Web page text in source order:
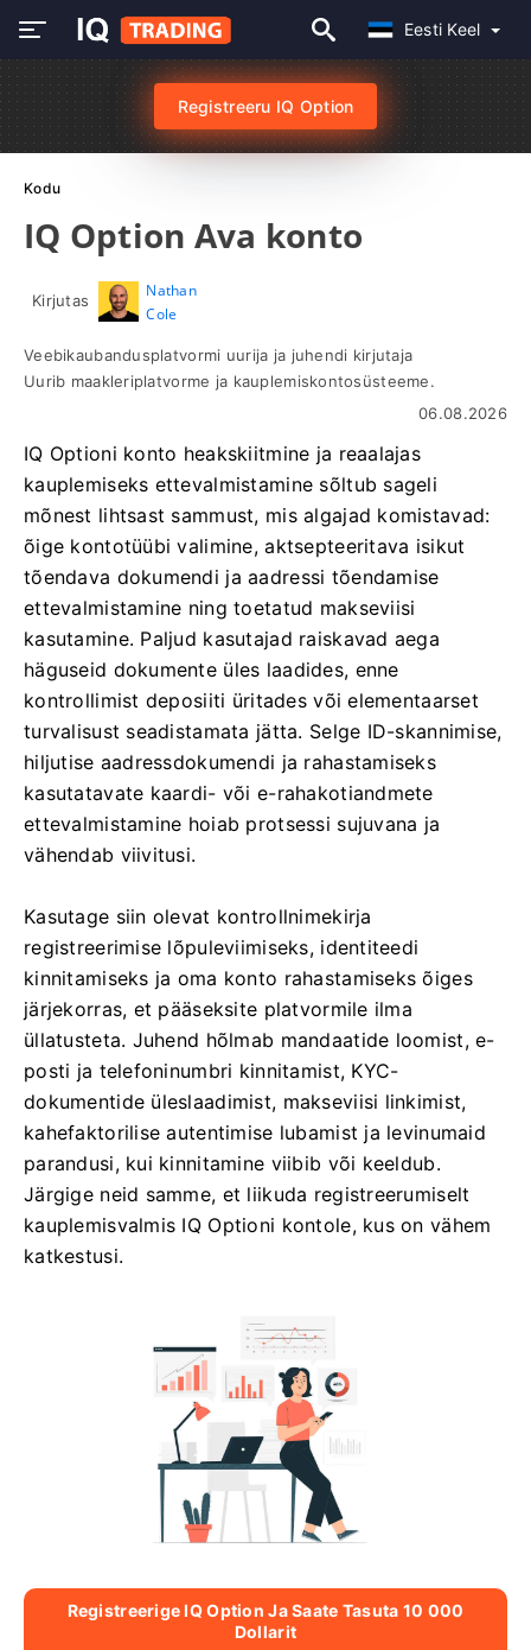
Eesti Keel
Registreeru IQ Option
Kodu
IQ Option Ava konto
Kirjutas
Nathan
Cole
Veebikaubandusplatvormi uurija ja juhendi kirjutaja
Uurib maakleriplatvorme ja kauplemiskontosüsteeme.
06.08.2026
IQ Optioni konto heakskiitmine ja reaalajas
kauplemiseks ettevalmistamine sõltub sageli
mõnest lihtsast sammust, mis algajad komistavad:
õige kontotüübi valimine, aktsepteeritava isikut
tõendava dokumendi ja aadressi tõendamise
ettevalmistamine ning toetatud makseviisi
kasutamine. Paljud kasutajad raiskavad aega
häguseid dokumente üles laadides, enne
kontrollimist deposiiti üritades või elementaarset
turvalisust seadistamata jätta. Selge ID-skannimise,
hiljutise aadressdokumendi ja rahastamiseks
kasutatavate kaardi- või e-rahakotiandmete
ettevalmistamine hoiab protsessi sujuvana ja
vähendab viivitusi.
Kasutage siin olevat kontrollnimekirja
registreerimise lõpuleviimiseks, identiteedi
kinnitamiseks ja oma konto rahastamiseks õiges
järjekorras, et pääseksite platvormile ilma
üllatusteta. Juhend hõlmab mandaatide loomist, e-
posti ja telefoninumbri kinnitamist, KYC-
dokumentide üleslaadimist, makseviisi linkimist,
kahefaktorilise autentimise lubamist ja levinumaid
parandusi, kui kinnitamine viibib või keeldub.
Järgige neid samme, et liikuda registreerumiselt
kauplemisvalmis IQ Optioni kontole, kus on vähem
katkestusi.
Registreerige IQ Option Ja Saate Tasuta 10 000
Dollarit